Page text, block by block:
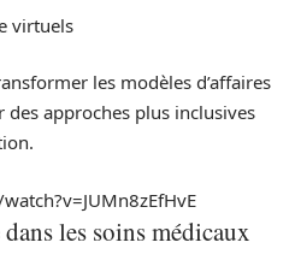
virtuels
les modèles d’affaires
approches plus inclusives
dans les soins médicaux